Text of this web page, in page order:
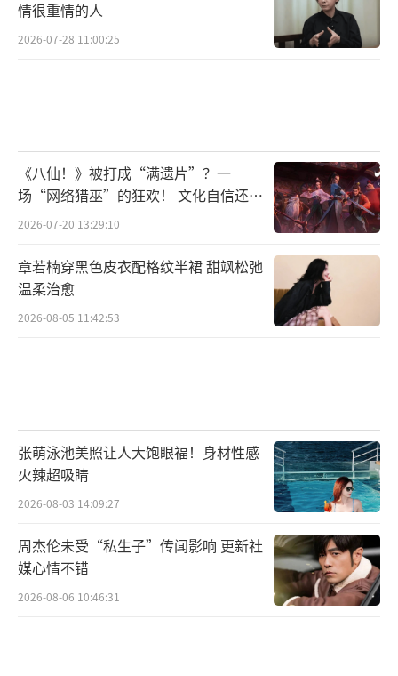
情很重情的人
2026-07-28 11:00:25
《八仙！》被打成“满遗片”？一
场“网络猎巫”的狂欢！ 文化自信还是
焦虑？
2026-07-20 13:29:10
章若楠穿黑色皮衣配格纹半裙 甜飒松弛
温柔治愈
2026-08-05 11:42:53
张萌泳池美照让人大饱眼福！身材性感
火辣超吸睛
2026-08-03 14:09:27
周杰伦未受“私生子”传闻影响 更新社
媒心情不错
2026-08-06 10:46:31